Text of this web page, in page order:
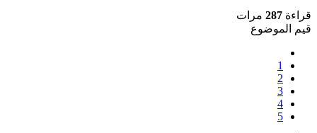
قراءة 287 مرات
قيم الموضوع
1
2
3
4
5